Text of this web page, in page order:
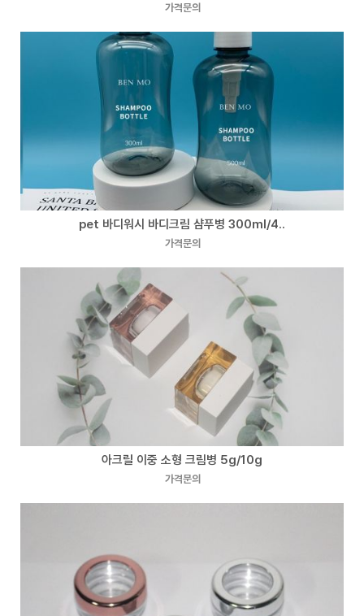
가격문의
pet 바디워시 바디크림 샴푸병 300ml/4..
가격문의
아크릴 이중 소형 크림병 5g/10g
가격문의